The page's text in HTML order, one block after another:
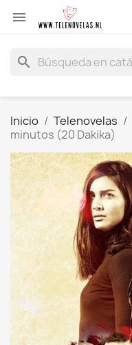

search
Inicio Telenovelas
minutos (20 Dakika)